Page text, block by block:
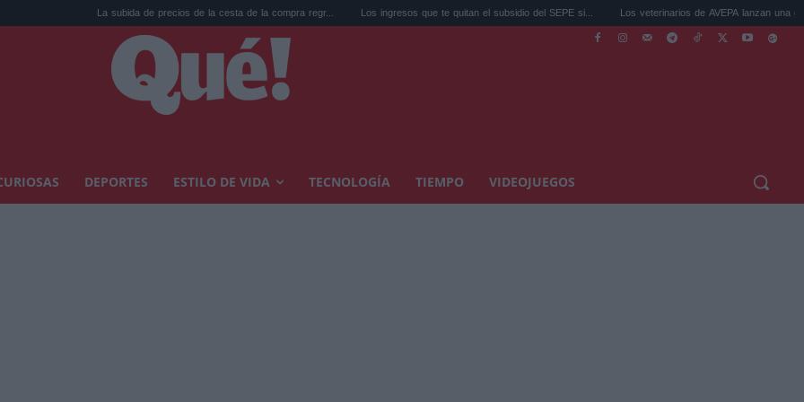
La subida de precios de la cesta de la compra regr... Los ingresos que te quitan el subsidio del SEPE si... Los veterinarios de AVEPA lanzan una guía para pro...
DEPORTES ESTILO DE VIDA TECNOLOGÍA TIEMPO VIDEOJUEGOS